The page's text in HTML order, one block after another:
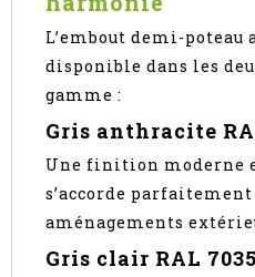
L’embout demi-
disponible dans les
gamme :
Gris anthracite
Une finition moderne
s’accorde parfaitement
aménagements
Gris clair RAL 7035